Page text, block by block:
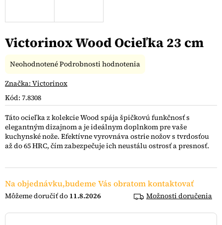
Victorinox Wood Ocieľka 23 cm
Kód: 7.8308
Na objednávku,budeme Vás obratom kontaktovať
11.8.2026 Možnosti doručenia
Táto ocieľka z kolekcie Wood spája špičkovú funkčnosť s
elegantným dizajnom a je ideálnym doplnkom pre vaše
kuchynské nože. Efektívne vyrovnáva ostrie nožov s tvrdosťou
až do 65 HRC, čím zabezpečuje ich neustálu ostrosť a presnosť.
Priemerné
produktu
0,0
5
hviezdičiek.
NeohodnotenéPodrobnosti hodnotenia
Značka: Victorinox